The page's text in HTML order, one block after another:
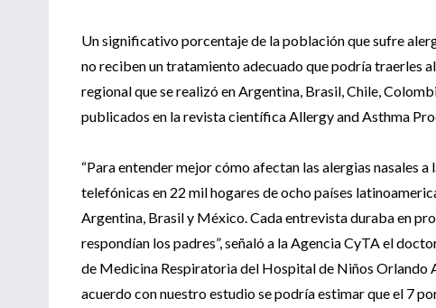
Un significativo porcentaje de la población que sufre
no reciben un tratamiento adecuado que podría traerles
regional que se realizó en Argentina, Brasil, Chile,
publicados en la revista científica Allergy and Asthma
“Para entender mejor cómo afectan las alergias nasales
telefónicas en 22 mil hogares de ocho países
Argentina, Brasil y México. Cada entrevista duraba en
respondían los padres”, señaló a la Agencia CyTA el
de Medicina Respiratoria del Hospital de Niños Orlando
acuerdo con nuestro estudio se podría estimar que el 7